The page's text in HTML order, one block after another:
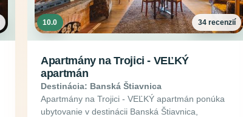
10.0 34 recenzií
Apartmány na Trojici - VEĽKÝ
apartmán
Destinácia: Banská Štiavnica
Apartmány na Trojici - VEĽKÝ apartmán ponúka
ubytovanie v destinácii Banská Štiavnica,